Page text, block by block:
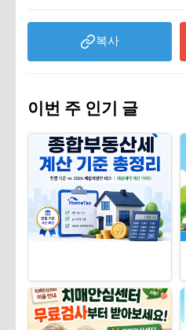
복사
이번 주 인기 글